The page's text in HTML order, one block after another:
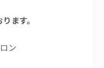
ます。
ン